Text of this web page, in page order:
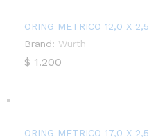
ORING METRICO 12,0 X 2,5
Brand: Wurth
$ 1.200
ORING METRICO 17,0 X 2,5